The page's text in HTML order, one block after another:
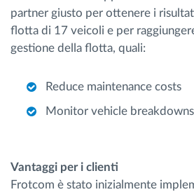
partner giusto per ottenere i
flotta di 17 veicoli e per
gestione della flotta, quali:
Reduce maintenance costs
Monitor vehicle
Vantaggi per i clienti
Frotcom è stato inizialmente